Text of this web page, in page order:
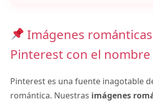
Imágenes
Pinterest con el nombre
Pinterest es una fuente inagotable
romántica. Nuestras imágenes